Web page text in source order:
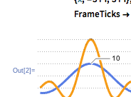
Out[2]=